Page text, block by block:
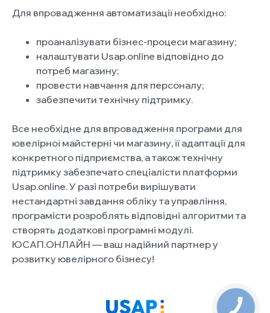
Для впровадження автоматизації необхідно:
проаналізувати бізнес-процеси магазину;
налаштувати Usap.online відповідно до
потреб магазину;
провести навчання для персоналу;
забезпечити технічну підтримку.
Все необхідне для впровадження програми для
ювелірної майстерні чи магазину, її адаптації для
конкретного підприємства, а також технічну
підтримку забезпечато спеціалісти платформи
Usap.online. У разі потреби вирішувати
нестандартні завдання обліку та управління,
програмісти розроблять відповідні алгоритми та
створять додаткові програмні модулі.
ЮСАП.ОНЛАЙН — ваш надійний партнер у
розвитку ювелірного бізнесу!